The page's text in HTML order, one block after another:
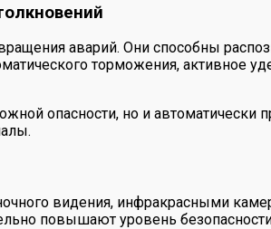
аварий. Они способны
торможения, активное
опасности, но и
видения, инфракрасными
повышают уровень